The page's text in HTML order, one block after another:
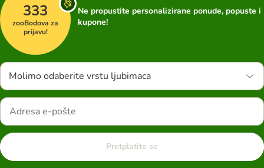
333
zooBodova za
prijavu!
Ne propustite personalizirane ponude, popuste i
kupone!
Molimo odaberite vrstu ljubimaca
Pretplatite se